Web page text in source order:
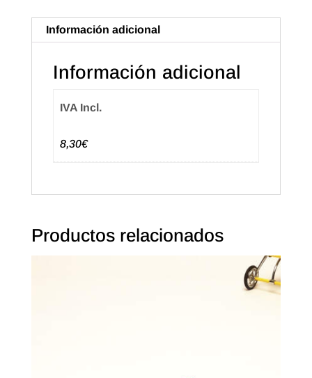
Oscuro
Mate
(50u.)
cantidad
Información adicional
Información adicional
IVA Incl.
8,30€
Productos relacionados